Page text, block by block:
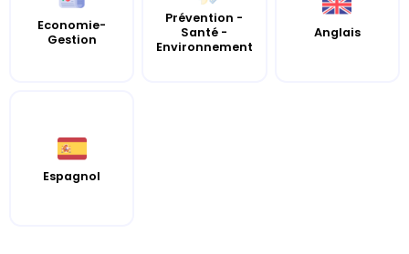
Economie-
Gestion
Prévention -
Santé -
Environnement
Anglais
Espagnol